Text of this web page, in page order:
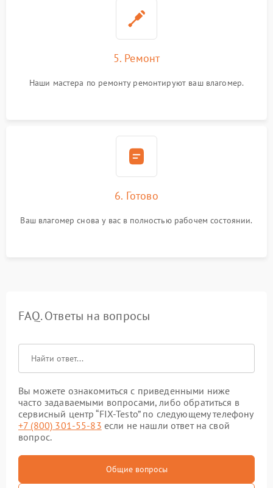
5. Ремонт
Наши мастера по ремонту ремонтируют ваш влагомер.
6. Готово
Ваш влагомер снова у вас в полностью рабочем состоянии.
FAQ. Ответы на вопросы
Вы можете ознакомиться с приведенными ниже
часто задаваемыми вопросами, либо обратиться в
сервисный центр “FIX-Testo” по следующему телефону
+7 (800) 301-55-83 если не нашли ответ на свой
вопрос.
Общие вопросы